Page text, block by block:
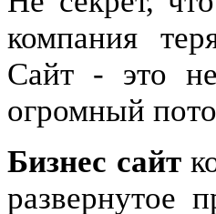
компания
Сайт - это
огромный
Бизнес сайт
развернутое